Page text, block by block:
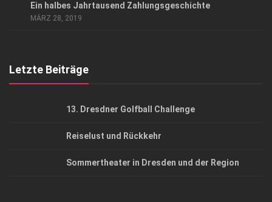
Ein halbes Jahrtausend Zahlungsgeschichte
MÄRZ 28, 2019
Letzte Beiträge
13. Dresdner Golfball Challenge
Reiselust und Rückkehr
Sommertheater in Dresden und der Region